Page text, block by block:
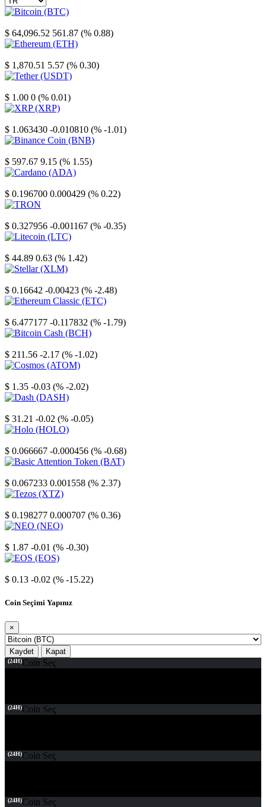
$ 64,096.52 561.87 (% 0.88)
$ 1,870.51 5.57 (% 0.30)
$ 1.00 0 (% 0.01)
$ 1.063430 -0.010810 (% -1.01)
$ 597.67 9.15 (% 1.55)
$ 0.196700 0.000429 (% 0.22)
$ 0.327956 -0.001167 (% -0.35)
$ 44.89 0.63 (% 1.42)
$ 0.16642 -0.00423 (% -2.48)
$ 6.477177 -0.117832 (% -1.79)
$ 211.56 -2.17 (% -1.02)
$ 1.35 -0.03 (% -2.02)
$ 31.21 -0.02 (% -0.05)
$ 0.066667 -0.000456 (% -0.68)
$ 0.067233 0.001558 (% 2.37)
$ 0.198277 0.000707 (% 0.36)
$ 1.87 -0.01 (% -0.30)
$ 0.13 -0.02 (% -15.22)
Coin Seçimi Yapınız
×
Kaydet Kapat
(24H)Coin Seç
(24H)Coin Seç
(24H)Coin Seç
(24H)Coin Seç